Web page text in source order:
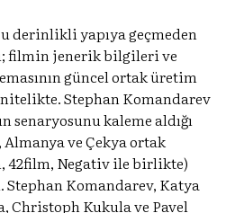
derinlikli yapıya geçmeden
filmin jenerik bilgileri ve
güncel ortak üretim
Stephan Komandarev
senaryosunu kaleme aldığı
ve Çekya ortak
42film, Negativ ile birlikte)
Stephan Komandarev, Katya
Christoph Kukula ve Pavel